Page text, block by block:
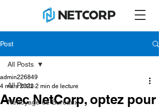
Post
All Posts
Nettoyage de Bureaux
All Posts
Avec NetCorp, optez pour
admin226849
4 mars 2022 2 min de lecture